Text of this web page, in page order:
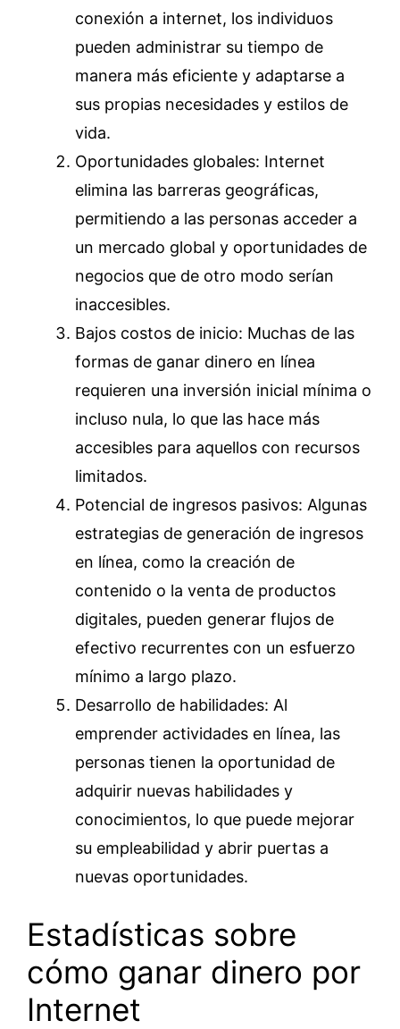
conexión a internet, los individuos
pueden administrar su tiempo de
manera más eficiente y adaptarse a
sus propias necesidades y estilos de
vida.
Oportunidades globales: Internet
elimina las barreras geográficas,
permitiendo a las personas acceder a
un mercado global y oportunidades de
negocios que de otro modo serían
inaccesibles.
Bajos costos de inicio: Muchas de las
formas de ganar dinero en línea
requieren una inversión inicial mínima o
incluso nula, lo que las hace más
accesibles para aquellos con recursos
limitados.
Potencial de ingresos pasivos: Algunas
estrategias de generación de ingresos
en línea, como la creación de
contenido o la venta de productos
digitales, pueden generar flujos de
efectivo recurrentes con un esfuerzo
mínimo a largo plazo.
Desarrollo de habilidades: Al
emprender actividades en línea, las
personas tienen la oportunidad de
adquirir nuevas habilidades y
conocimientos, lo que puede mejorar
su empleabilidad y abrir puertas a
nuevas oportunidades.
Estadísticas sobre
cómo ganar dinero por
Internet